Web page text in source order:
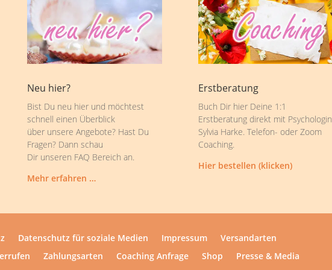
Neu hier?
Bist Du neu hier und möchtest
schnell einen Überblick
über unsere Angebote? Hast Du
Fragen? Dann schau
Dir unseren FAQ Bereich an.
Mehr erfahren …
Erstberatung
Buch Dir hier Deine 1:1
Erstberatung direkt mit Psychologin
Sylvia Harke. Telefon- oder Zoom
Coaching.
Hier bestellen (klicken)
Datenschutz für soziale Medien Impressum
Versandarten
Zahlungsarten Coaching Anfrage Shop
Presse & Media